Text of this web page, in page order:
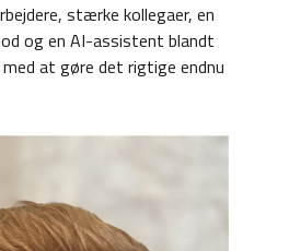
stærke kollegaer, en
og en AI-assistent blandt
at gøre det rigtige endnu